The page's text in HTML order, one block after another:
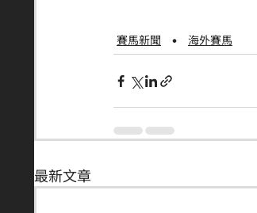
賽馬新聞 海外賽馬
最新文章